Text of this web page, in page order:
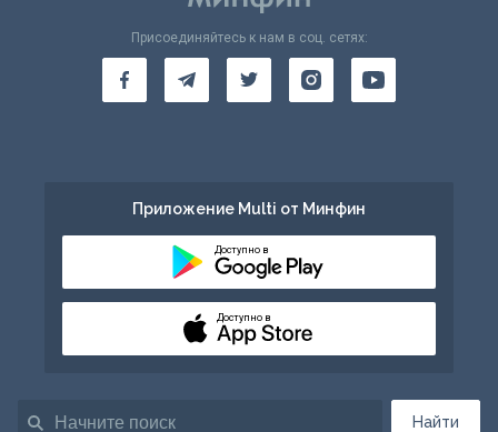
Найти
Присоединяйтесь к нам в соц. сетях:
Приложение Multi от Минфин
Доступно в
Доступно в